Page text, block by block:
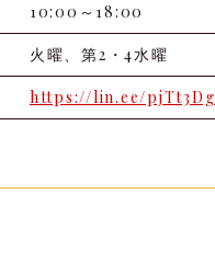
10:00～18:00
火曜、第2・4水曜
https://lin.ee/pjTt3Dg